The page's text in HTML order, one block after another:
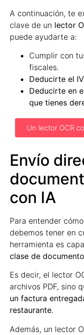
A continuación, te
clave de un lector
puede ayudarte a:
Cumplir con
fiscales.
Deducirte el
Deducirte en
que tienes
Un lector OCR
Envío
con IA
Para entender
debemos tener en
herramienta es
clase de
Es decir, el lector
archivos PDF, sino
un factura
restaurante.
Además, un lector